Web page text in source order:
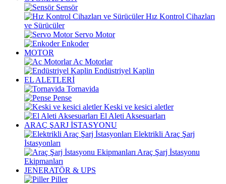
Sensör
Hız Kontrol Cihazları
ve Sürücüler
Servo Motor
Enkoder
MOTOR
Ac Motorlar
Endüstriyel Kaplin
EL ALETLERİ
Tornavida
Pense
Keski ve kesici aletler
El Aleti Aksesuarları
ARAÇ ŞARJ İSTASYONU
Elektrikli Araç Şarj
İstasyonları
Araç Şarj İstasyonu
Ekipmanları
JENERATÖR & UPS
Piller